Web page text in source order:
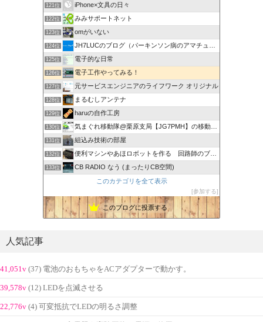
121位 iPhone×文具の日々
122位 みみサポートネット
123位 omがいない
124位 JH7LUCのブログ（パーキンソン病のアマチュア無線奮闘記）
125位 電子的な日常
126位 電子工作やってみる！
127位 元サービスエンジニアのライフワーク オリジナル
128位 まるむしアンテナ
129位 haruの自作工房
130位 気まぐれ移動隊@栗原支局【JG7PMH】の移動運用日記
131位 組込み技術の部屋
132位 便利マシンやあほロボットを作る 回路師のブログ
133位 CB RADIO なう (まったりCB空間)
このカテゴリを全て表示
参加する
このブログに投票する
人気記事
41,051v (37) 電池のおもちゃをACアダプターで動かす。
39,578v (12) LEDを点滅させる
22,776v (4) 可変抵抗でLEDの明るさ調整